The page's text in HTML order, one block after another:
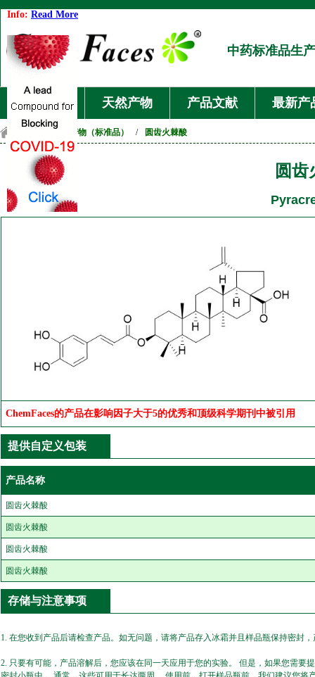
Info: Read More
中药标准品生
首页 天然产物 产品文献 最新产
天然产物（标准品） / 圆齿火棘酸
圆齿
ChemFaces的产品在影响因子大于5的优秀和顶级科学期刊中被引用
提供自定义包装
产品名称
圆齿火棘酸
圆齿火棘酸
圆齿火棘酸
圆齿火棘酸
存储与注意事项
1. 在您收到产品后请检查产品。如无问题，请将产品存入冰霜并且样品瓶保持密封
2. 只要有可能，产品溶解后，您应该在同一天应用于您的实验。 但是，如果您需